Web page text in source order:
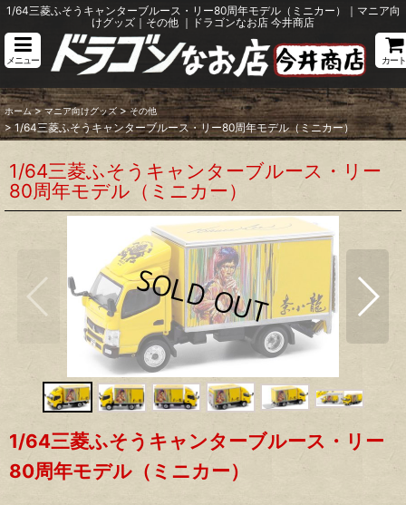
1/64三菱ふそうキャンターブルース・リー80周年モデル（ミニカー）｜マニア向
けグッズ｜その他 ｜ドラゴンなお店 今井商店
メニュー カート
ホーム > マニア向けグッズ > その他
> 1/64三菱ふそうキャンターブルース・リー80周年モデル（ミニカー）
1/64三菱ふそうキャンターブルース・リー
80周年モデル（ミニカー）
1/64三菱ふそうキャンターブルース・リー
80周年モデル（ミニカー）